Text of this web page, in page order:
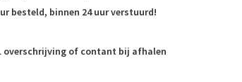
besteld, binnen 24 uur verstuurd!
overschrijving of contant bij afhalen